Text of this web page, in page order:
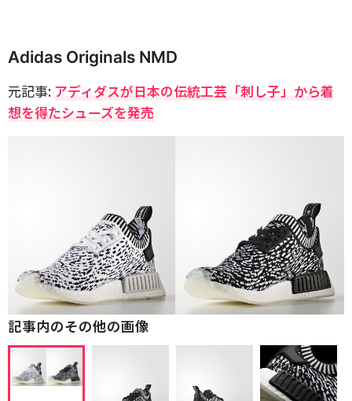
Adidas Originals NMD
元記事: アディダスが日本の伝統工芸「刺し子」から着
想を得たシューズを発売
記事内のその他の画像